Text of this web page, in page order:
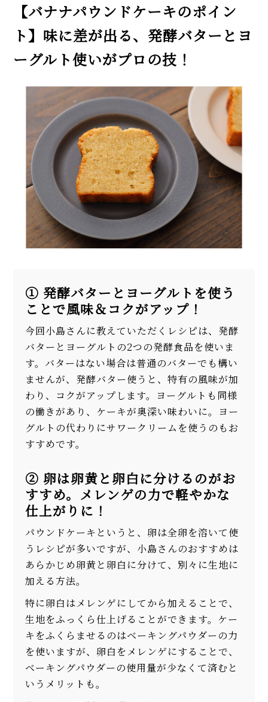
【バナナパウンドケーキのポイン
ト】味に差が出る、発酵バターとヨ
ーグルト使いがプロの技！
① 発酵バターとヨーグルトを使う
ことで風味＆コクがアップ！
今回小島さんに教えていただくレシピは、発酵
バターとヨーグルトの2つの発酵食品を使いま
す。バターはない場合は普通のバターでも構い
ませんが、発酵バター使うと、特有の風味が加
わり、コクがアップします。ヨーグルトも同様
の働きがあり、ケーキが奥深い味わいに。ヨー
グルトの代わりにサワークリームを使うのもお
すすめです。
② 卵は卵黄と卵白に分けるのがお
すすめ。メレンゲの力で軽やかな
仕上がりに！
パウンドケーキというと、卵は全卵を溶いて使
うレシピが多いですが、小島さんのおすすめは
あらかじめ卵黄と卵白に分けて、別々に生地に
加える方法。
特に卵白はメレンゲにしてから加えることで、
生地をふっくら仕上げることができます。ケー
キをふくらませるのはベーキングパウダーの力
を使いますが、卵白をメレンゲにすることで、
ベーキングパウダーの使用量が少なくて済むと
いうメリットも。